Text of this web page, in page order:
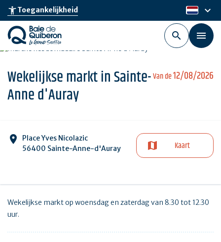
Skip
main
content
accessibility_newToegankelijkheid nl
keyboard_arrow_down
Van de12/08/2026
Wekelijkse markt in Sainte-
Anne d'Auray
Place Yves Nicolazic
56400 Sainte-Anne-d'Auray
Kaart
Wekelijkse markt op woensdag en zaterdag van 8.30 tot 12.30
uur.